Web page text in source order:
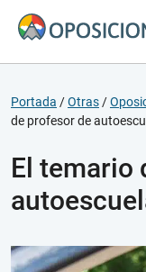
Portada /Otras /
de profesor de
El temario